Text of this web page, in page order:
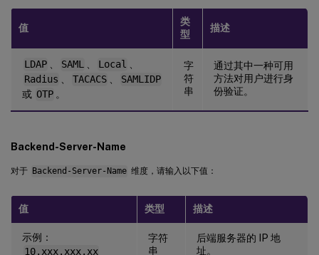
值
类
型
描述
LDAP 、 SAML 、 Local 、
Radius 、 TACACS 、
SAMLIDP
或 OTP 。
字
符
串
通过其中一种可用
方法对用户进行身
份验证。
Backend-Server-Name
对于 Backend-Server-Name 维度，请输入以下值：
值 类型 描述
示例：
10.xxx.xxx.xx
字符
串
后端服务器的 IP 地
址。